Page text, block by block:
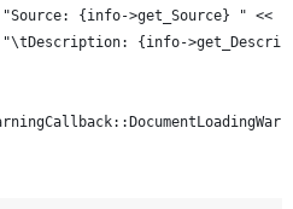
{info->get_Source} " <<
{info-